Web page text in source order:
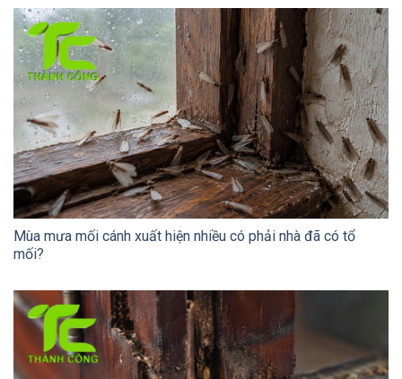
Mùa mưa mối cánh xuất hiện nhiều có phải nhà đã có tổ
mối?